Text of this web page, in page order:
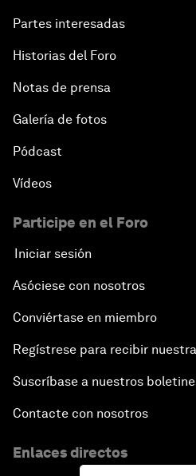
Partes interesadas
Historias del Foro
Notas de prensa
Galería de fotos
Pódcast
Vídeos
Participe en el Foro
Iniciar sesión
Asóciese con nosotros
Conviértase en miembro
Regístrese para recibir
Suscríbase a nuestros
Contacte con nosotros
Enlaces directos